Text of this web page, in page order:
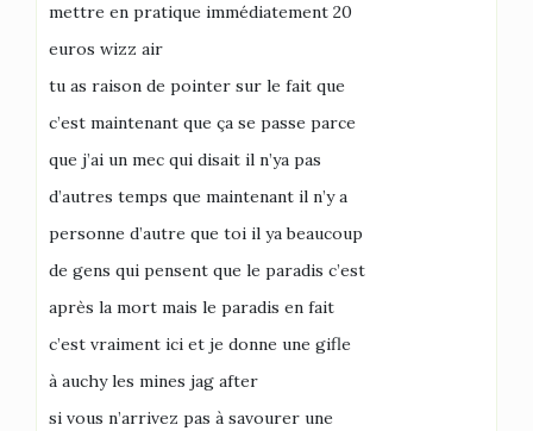
mettre en pratique immédiatement 20
euros wizz air
tu as raison de pointer sur le fait que
c’est maintenant que ça se passe parce
que j’ai un mec qui disait il n’ya pas
d’autres temps que maintenant il n’y a
personne d’autre que toi il ya beaucoup
de gens qui pensent que le paradis c’est
après la mort mais le paradis en fait
c’est vraiment ici et je donne une gifle
à auchy les mines jag after
si vous n’arrivez pas à savourer une